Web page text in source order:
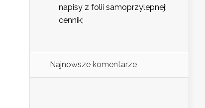
napisy z folii samoprzylepnej:
cennik;
Najnowsze komentarze